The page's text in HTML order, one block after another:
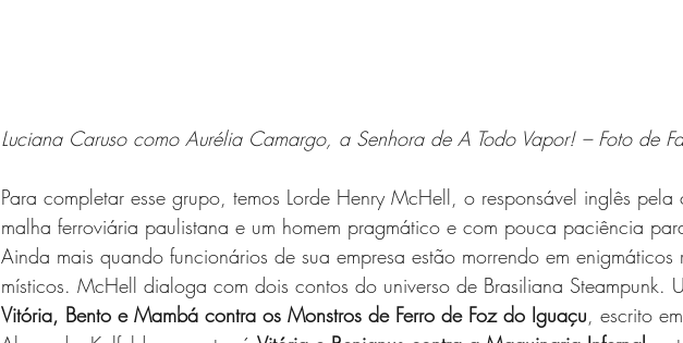
Luciana Caruso como Aurélia Camargo, a Senhora de A Todo Vapor! – Foto de
Para completar esse grupo, temos Lorde Henry McHell, o responsável inglês pela
malha ferroviária paulistana e um homem pragmático e com pouca paciência
Ainda mais quando funcionários de sua empresa estão morrendo em enigmáticos
místicos. McHell dialoga com dois contos do universo de Brasiliana Steampunk.
Vitória, Bento e Mambá contra os Monstros de Ferro de Foz do Iguaçu , escrito